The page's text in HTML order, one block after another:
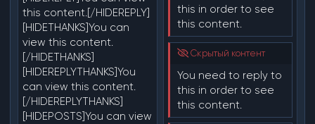
this content.[/HIDEREPLY]
[HIDETHANKS]You can
view this content.
[/HIDETHANKS]
[HIDEREPLYTHANKS]You
can view this content.
[/HIDEREPLYTHANKS]
[HIDEPOSTS]You can view
this in order to see
this content.
Скрытый контент
You need to reply to
this in order to see
this content.